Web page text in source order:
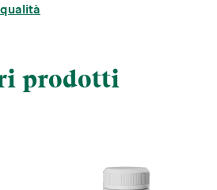
prodotti